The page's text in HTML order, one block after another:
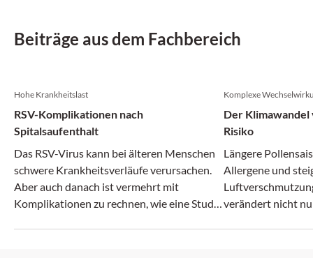
Beiträge aus dem Fachbereich
Hohe Krankheitslast
RSV-Komplikationen nach
Spitalsaufenthalt
Das RSV-Virus kann bei älteren Menschen
schwere Krankheitsverläufe verursachen.
Aber auch danach ist vermehrt mit
Komplikationen zu rechnen, wie eine Studie
Komplexe
Der
Risiko
Längere
Allergene und
verändert nicht